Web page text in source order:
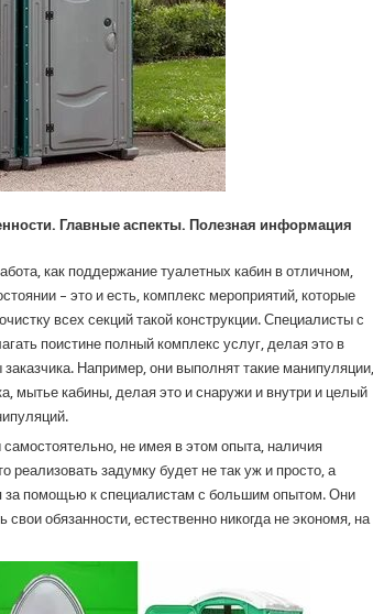
Главные аспекты. Полезная информация
как поддержание туалетных кабин в отличном,
– это и есть, комплекс мероприятий, которые
всех секций такой конструкции. Специалисты с
поистине полный комплекс услуг, делая это в
Например, они выполнят такие манипуляции,
мытье кабины, делая это и снаружи и внутри и целый
не имея в этом опыта, наличия
реализовать задумку будет не так уж и просто, а
за помощью к специалистам с большим опытом. Они
обязанности, естественно никогда не экономя, на